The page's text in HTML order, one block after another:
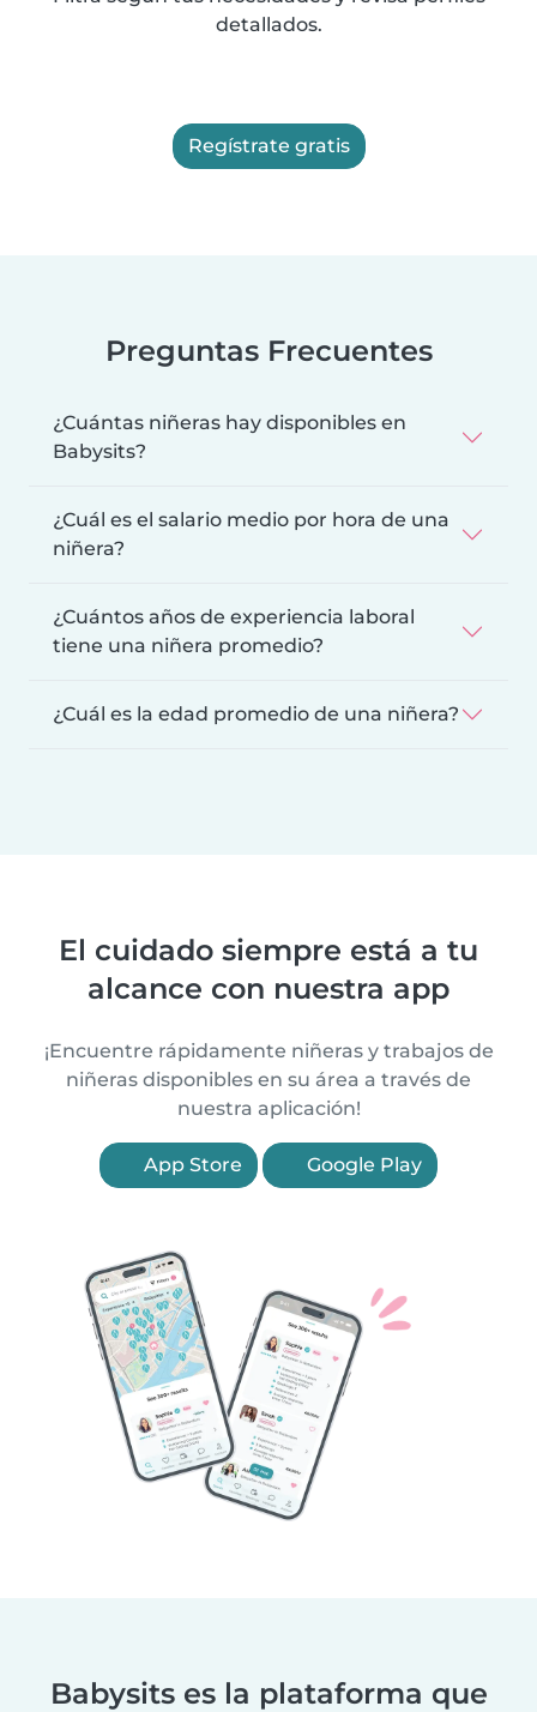
detallados.
Regístrate gratis
Preguntas Frecuentes
¿Cuántas niñeras hay disponibles en
Babysits?
¿Cuál es el salario medio por hora de una
niñera?
¿Cuántos años de experiencia laboral
tiene una niñera promedio?
¿Cuál es la edad promedio de una niñera?
El cuidado siempre está a tu
alcance con nuestra app
¡Encuentre rápidamente niñeras y trabajos de
niñeras disponibles en su área a través de
nuestra aplicación!
App Store Google Play
Babysits es la plataforma que